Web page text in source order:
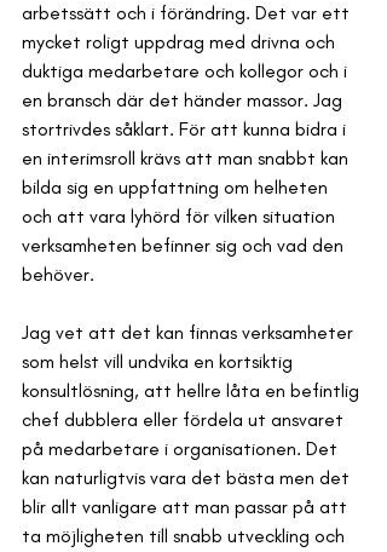
arbetssätt och i förändring. Det var ett
mycket roligt uppdrag med drivna och
duktiga medarbetare och kollegor och i
en bransch där det händer massor. Jag
stortrivdes såklart. För att kunna bidra i
en interimsroll krävs att man snabbt kan
bilda sig en uppfattning om helheten
och att vara lyhörd för vilken situation
verksamheten befinner sig och vad den
behöver.
Jag vet att det kan finnas verksamheter
som helst vill undvika en kortsiktig
konsultlösning, att hellre låta en befintlig
chef dubblera eller fördela ut ansvaret
på medarbetare i organisationen. Det
kan naturligtvis vara det bästa men det
blir allt vanligare att man passar på att
ta möjligheten till snabb utveckling och